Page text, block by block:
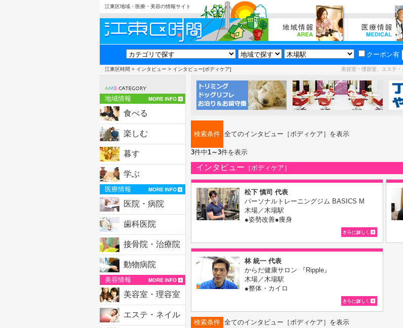
江東区地域・医療・美容の情報サイト
クーポン有
江東区時間 > インタビュー > インタビュー[ボディケア] 美容室・理容室、エステ
地域情報
食べる
楽しむ
暮す
学ぶ
医療情報
医院・病院
歯科医院
接骨院・治療院
動物病院
美容情報
美容室・理容室
エステ・ネイル
検索条件 全てのインタビュー［ボディケア］を表示
3件中1～3件を表示
インタビュー ［ボディケア］
松下 慎司 代表
パーソナルトレーニングジム BASICS M
木場／木場駅
●姿勢改善●痩身
林 統一 代表
からだ健康サロン 『Ripple』
木場／木場駅
●整体・カイロ
検索条件 全てのインタビュー［ボディケア］を表示